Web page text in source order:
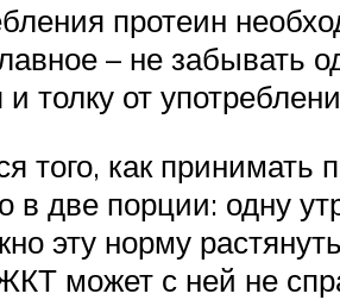
протеин
– не забывать
и толку от
того, как
в две порции: одну
эту норму
может с ней не